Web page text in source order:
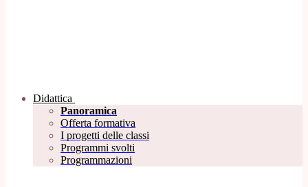
Didattica
Panoramica
Offerta formativa
I progetti delle classi
Programmi svolti
Programmazioni